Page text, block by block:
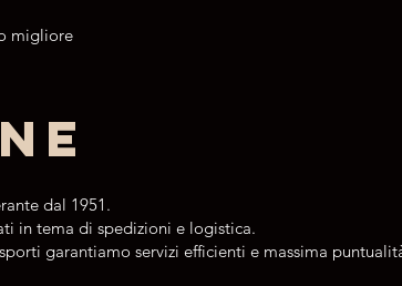
migliore
dal 1951.
in tema di spedizioni e logistica.
garantiamo servizi efficienti e massima